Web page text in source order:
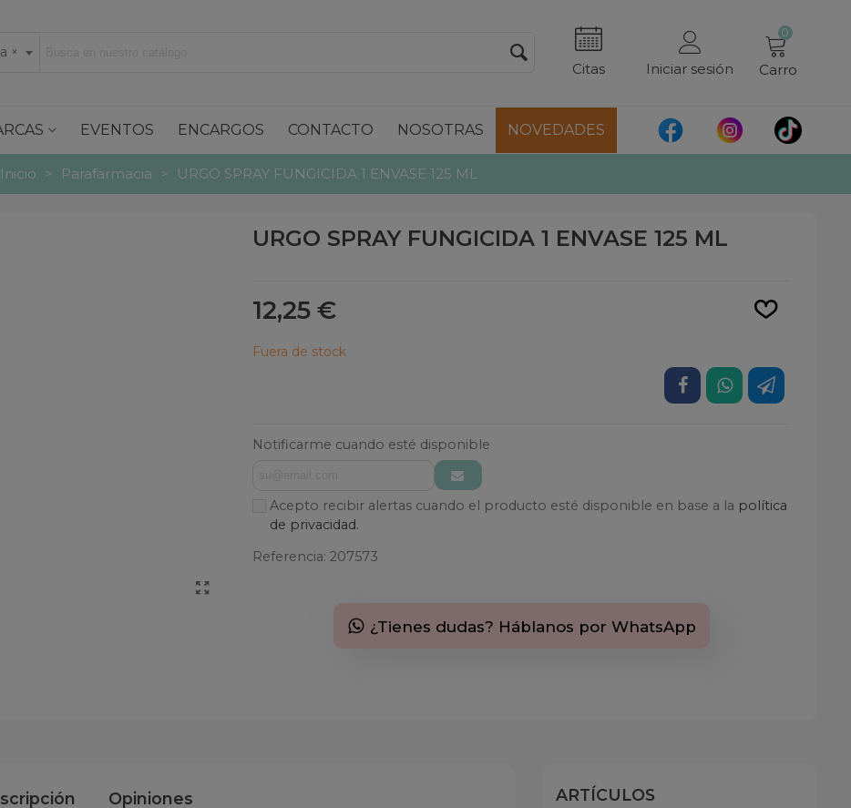
×
Citas Iniciar sesión
0
Carro
EVENTOS ENCARGOS CONTACTO NOSOTRAS NOVEDADES
Inicio > Parafarmacia > URGO SPRAY FUNGICIDA 1 ENVASE 125 ML
URGO SPRAY FUNGICIDA 1 ENVASE 125 ML
12,25 €
Fuera de stock
Notificarme cuando esté disponible
Acepto recibir alertas cuando el producto esté disponible en base a la política
de privacidad.
Referencia: 207573
¿Tienes dudas? Háblanos por WhatsApp
Opiniones
ARTÍCULOS